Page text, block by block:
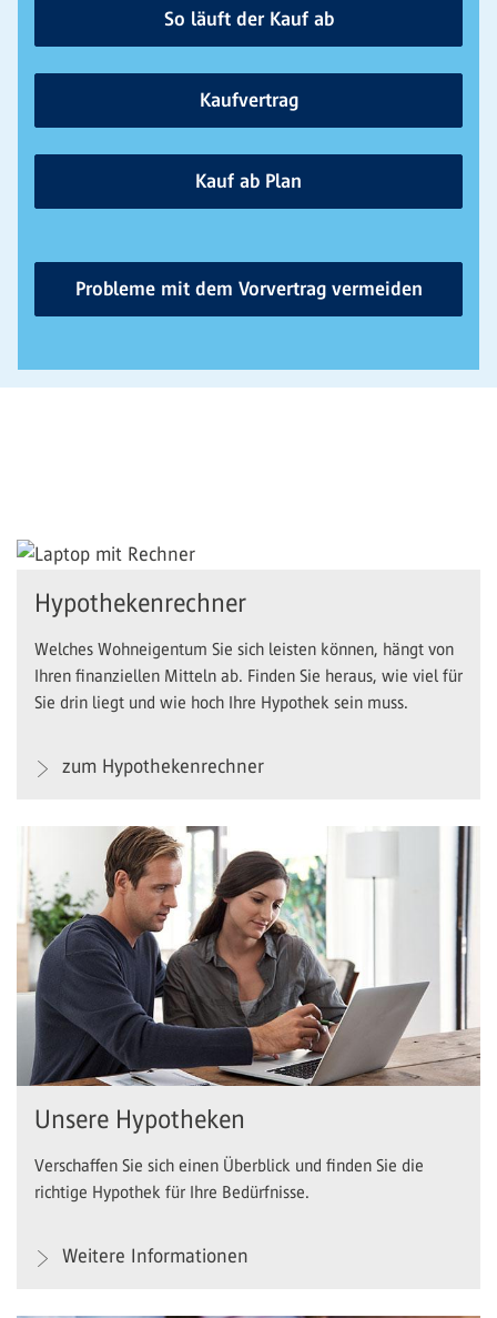
So läuft der Kauf ab
Kaufvertrag
Kauf ab Plan
Probleme mit dem Vorvertrag vermeiden
Hypothekenrechner
Welches Wohneigentum Sie sich leisten können, hängt von
Ihren finanziellen Mitteln ab. Finden Sie heraus, wie viel für
Sie drin liegt und wie hoch Ihre Hypothek sein muss.
zum Hypothekenrechner
Unsere Hypotheken
Verschaffen Sie sich einen Überblick und finden Sie die
richtige Hypothek für Ihre Bedürfnisse.
Weitere Informationen